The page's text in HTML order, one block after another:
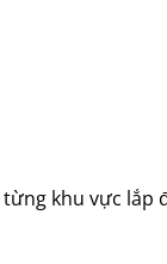
khu vực lắp